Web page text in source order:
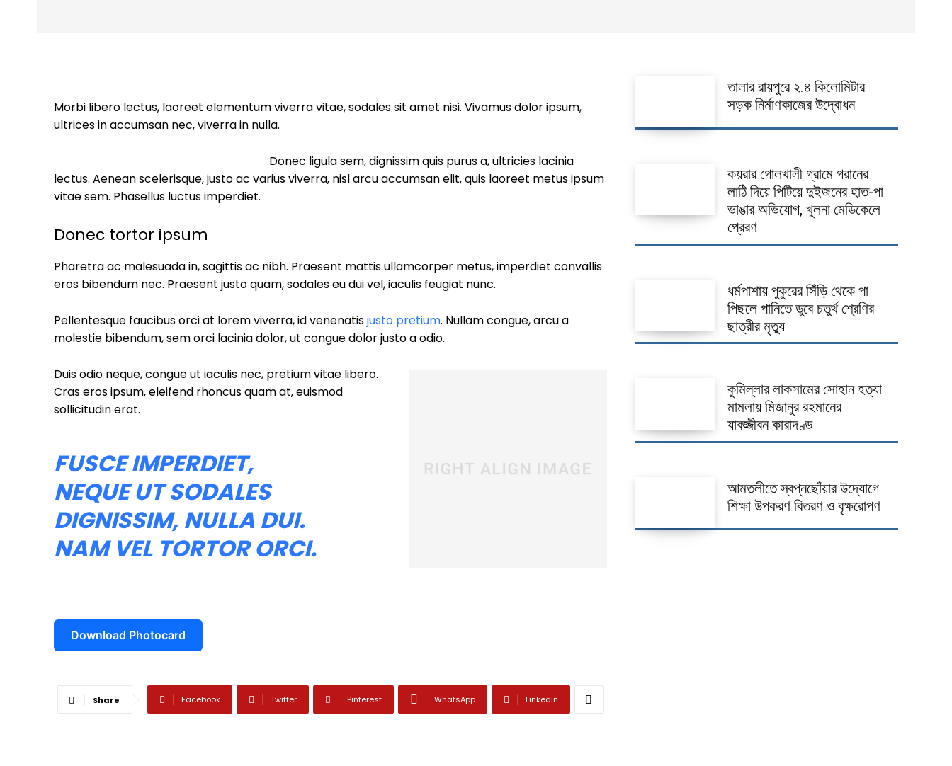
শ্যামনগর
বিনোদন
ভিডিও
আজকের পত্রিকা
Morbi libero lectus, laoreet elementum viverra vitae, sodales sit amet nisi. Vivamus dolor ipsum,
ultrices in accumsan nec, viverra in nulla.
Donec ligula sem, dignissim quis purus a, ultricies lacinia
lectus. Aenean scelerisque, justo ac varius viverra, nisl arcu accumsan elit, quis laoreet metus ipsum
vitae sem. Phasellus luctus imperdiet.
Donec tortor ipsum
Pharetra ac malesuada in, sagittis ac nibh. Praesent mattis ullamcorper metus, imperdiet convallis
eros bibendum nec. Praesent justo quam, sodales eu dui vel, iaculis feugiat nunc.
Pellentesque faucibus orci at lorem viverra, id venenatisjusto pretium. Nullam congue, arcu a
molestie bibendum, sem orci lacinia dolor, ut congue dolor justo a odio.
Duis odio neque, congue ut iaculis nec, pretium vitae libero.
Cras eros ipsum, eleifend rhoncus quam at, euismod
sollicitudin erat.
FUSCE IMPERDIET,
NEQUE UT SODALES
DIGNISSIM, NULLA DUI.
NAM VEL TORTOR ORCI.
Download Photocard
Share Facebook Twitter Pinterest WhatsApp Linkedin
তালার রায়পুরে ২.৪ কিলোমিটার
সড়ক নির্মাণকাজের উদ্বোধন
কয়রার গোলখালী গ্রামে গরানের
লাঠি দিয়ে পিটিয়ে দুইজনের হাত-পা
ভাঙার অভিযোগ, খুলনা মেডিকেলে
প্রেরণ
ধর্মপাশায় পুকুরের সিঁড়ি থেকে পা
পিছলে পানিতে ডুবে চতুর্থ শ্রেণির
ছাত্রীর মৃত্যু
কুমিল্লার লাকসামের সোহান হত্যা
মামলায় মিজানুর রহমানের
যাবজ্জীবন কারাদণ্ড
আমতলীতে স্বপ্নছোঁয়ার উদ্যোগে
শিক্ষা উপকরণ বিতরণ ও বৃক্ষরোপণ